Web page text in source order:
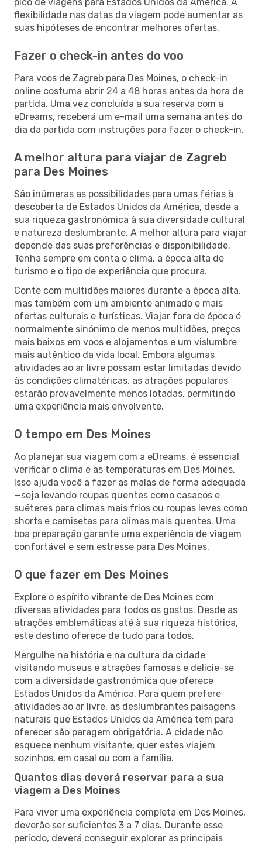
flexibilidade nas datas da viagem pode aumentar as
suas hipóteses de encontrar melhores ofertas.
Fazer o check-in antes do voo
Para voos de Zagreb para Des Moines, o check-in
online costuma abrir 24 a 48 horas antes da hora de
partida. Uma vez concluída a sua reserva com a
eDreams, receberá um e-mail uma semana antes do
dia da partida com instruções para fazer o check-in.
A melhor altura para viajar de Zagreb
para Des Moines
São inúmeras as possibilidades para umas férias à
descoberta de Estados Unidos da América, desde a
sua riqueza gastronómica à sua diversidade cultural
e natureza deslumbrante. A melhor altura para viajar
depende das suas preferências e disponibilidade.
Tenha sempre em conta o clima, a época alta de
turismo e o tipo de experiência que procura.
Conte com multidões maiores durante a época alta,
mas também com um ambiente animado e mais
ofertas culturais e turísticas. Viajar fora de época é
normalmente sinónimo de menos multidões, preços
mais baixos em voos e alojamentos e um vislumbre
mais autêntico da vida local. Embora algumas
atividades ao ar livre possam estar limitadas devido
às condições climatéricas, as atrações populares
estarão provavelmente menos lotadas, permitindo
uma experiência mais envolvente.
O tempo em Des Moines
Ao planejar sua viagem com a eDreams, é essencial
verificar o clima e as temperaturas em Des Moines.
Isso ajuda você a fazer as malas de forma adequada
—seja levando roupas quentes como casacos e
suéteres para climas mais frios ou roupas leves como
shorts e camisetas para climas mais quentes. Uma
boa preparação garante uma experiência de viagem
confortável e sem estresse para Des Moines.
O que fazer em Des Moines
Explore o espírito vibrante de Des Moines com
diversas atividades para todos os gostos. Desde as
atrações emblemáticas até à sua riqueza histórica,
este destino oferece de tudo para todos.
Mergulhe na história e na cultura da cidade
visitando museus e atrações famosas e delicie-se
com a diversidade gastronómica que oferece
Estados Unidos da América. Para quem prefere
atividades ao ar livre, as deslumbrantes paisagens
naturais que Estados Unidos da América tem para
oferecer são paragem obrigatória. A cidade não
esquece nenhum visitante, quer estes viajem
sozinhos, em casal ou com a família.
Quantos dias deverá reservar para a sua
viagem a Des Moines
Para viver uma experiência completa em Des Moines,
deverão ser suficientes 3 a 7 dias. Durante esse
período, deverá conseguir explorar as principais